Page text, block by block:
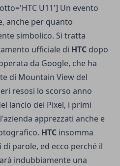
U11'] Un evento
anche per quanto
simbolico. Si tratta
ufficiale di HTC dopo
da Google, che ha
di Mountain View del
resosi lo scorso anno
lancio dei Pixel, i primi
apprezzati anche e
HTC insomma
parole, ed ecco perché il
indubbiamente una